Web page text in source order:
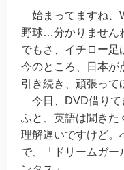
始まってますね、
野球…分かりません
でもさ、イチロー足
今のところ、日本が
引き続き、頑張って
今日、DVD借りて
ふと、英語は聞きた
理解遅いですけど。
で、「ドリームガー